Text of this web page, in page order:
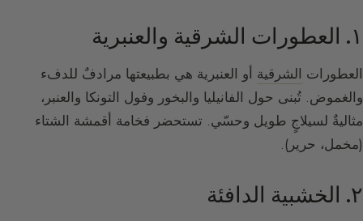
١. العطورات الشرقية والعنبرية
العطورات الشرقية أو العنبرية هي بطبيعتها مرادفٌ للدفء
والغموض. تُبنى حول الفانيليا والبخور وفول التونكا والعنبر،
مثاليةٌ لسيلاجٍ طويل وحسّي. تستحضر فخامة أقمشة الشتاء
(مخمل، حرير).
٢. الخشبية الدافئة